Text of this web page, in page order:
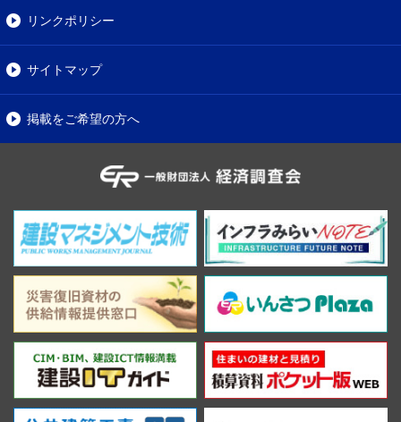
リンクポリシー
サイトマップ
掲載をご希望の方へ